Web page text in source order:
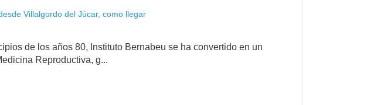
Villalgordo del Júcar, como llegar
de los años 80, Instituto Bernabeu se ha convertido en un
Reproductiva, g...